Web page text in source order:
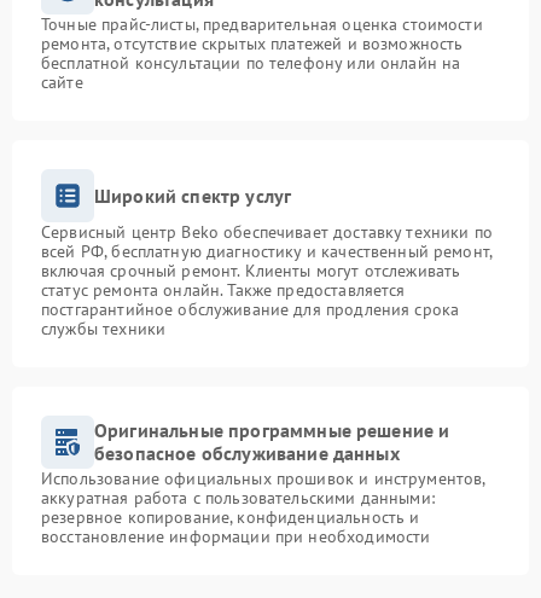
Точные прайс-листы, предварительная оценка стоимости
ремонта, отсутствие скрытых платежей и возможность
бесплатной консультации по телефону или онлайн на
сайте
Широкий спектр услуг
Сервисный центр Beko обеспечивает доставку техники по
всей РФ, бесплатную диагностику и качественный ремонт,
включая срочный ремонт. Клиенты могут отслеживать
статус ремонта онлайн. Также предоставляется
постгарантийное обслуживание для продления срока
службы техники
Оригинальные программные решение и
безопасное обслуживание данных
Использование официальных прошивок и инструментов,
аккуратная работа с пользовательскими данными:
резервное копирование, конфиденциальность и
восстановление информации при необходимости